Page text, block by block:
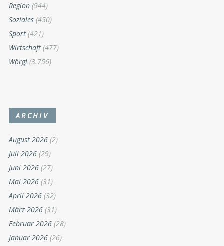
Region (944)
Soziales (450)
Sport (421)
Wirtschaft (477)
Wörgl (3.756)
ARCHIV
August 2026 (2)
Juli 2026 (29)
Juni 2026 (27)
Mai 2026 (31)
April 2026 (32)
März 2026 (31)
Februar 2026 (28)
Januar 2026 (26)